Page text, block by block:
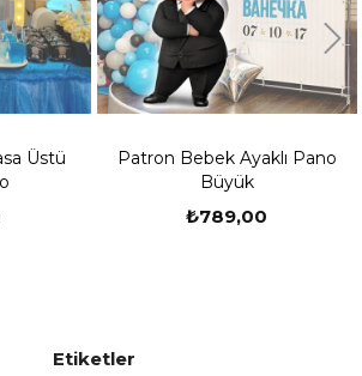
ve fotoğrafını eklemeyi
siparişinizi oluşturduktan sonra
sonra kişiye özel ürünlerin
mail veya whatsapp yoluyla
son hali iletilir.
Üstü
Patron Bebek Ayaklı Pano
Büyük
₺789,00
Etiketler